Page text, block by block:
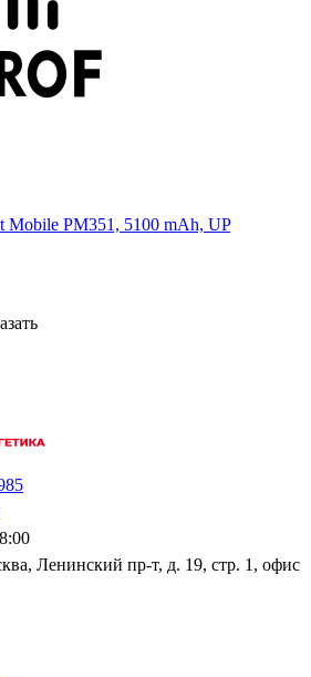
PM351, 5100 mAh, UP
Ленинский пр-т, д. 19, стр. 1, офис